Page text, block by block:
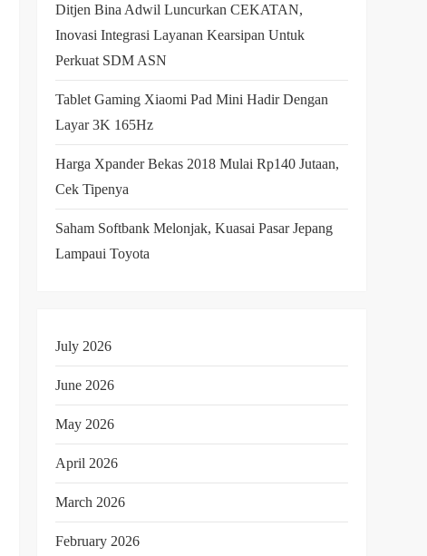
Ditjen Bina Adwil Luncurkan CEKATAN,
Inovasi Integrasi Layanan Kearsipan Untuk
Perkuat SDM ASN
Tablet Gaming Xiaomi Pad Mini Hadir Dengan
Layar 3K 165Hz
Harga Xpander Bekas 2018 Mulai Rp140 Jutaan,
Cek Tipenya
Saham Softbank Melonjak, Kuasai Pasar Jepang
Lampaui Toyota
July 2026
June 2026
May 2026
April 2026
March 2026
February 2026